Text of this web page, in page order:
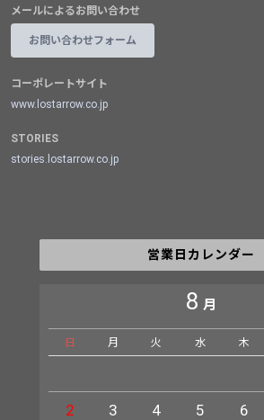
メールによるお問い合わせ
お問い合わせフォーム
コーポレートサイト
www.lostarrow.co.jp
STORIES
stories.lostarrow.co.jp
営業日カレンダー
8 月
日 月 火 水 木
2
3 4 5 6